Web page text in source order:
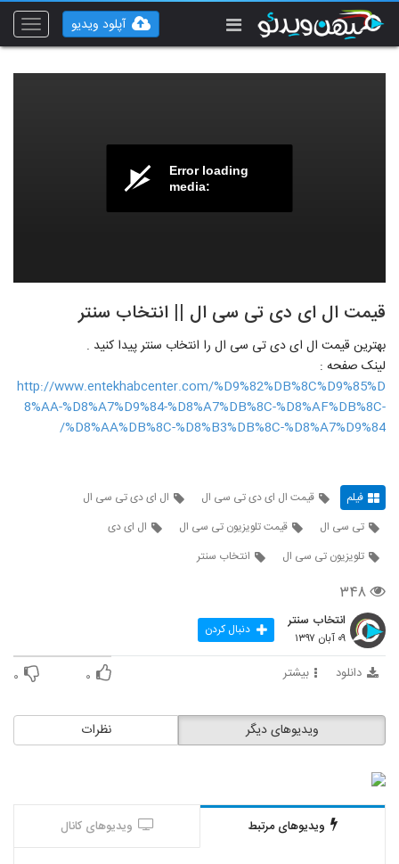
Toggle
آپلود ویدیو
Error loading
media:
قیمت ال ای دی تی سی ال || انتخاب سنتر
بهترین قیمت ال ای دی تی سی ال را انتخاب سنتر پیدا کنید .
لینک صفحه :
http://www.entekhabcenter.com/%D9%82%DB%8C%D9%85%D
8%AA-%D8%A7%D9%84-%D8%A7%DB%8C-%D8%AF%DB%8C-
%D8%AA%DB%8C-%D8%B3%DB%8C-%D8%A7%D9%84/
فیلم قیمت ال ای دی تی سی ال
ال ای دی تی سی ال
تی سی ال
قیمت تلویزیون تی سی ال
ال ای دی
تلویزیون تی سی ال
انتخاب سنتر
۳۴۸
انتخاب سنتر
۰۹ آبان ۱۳۹۷ دنبال کردن
دانلود بیشتر ۰ ۰
نظرات ویدیوهای دیگر
ویدیوهای مرتبط ویدیوهای کانال